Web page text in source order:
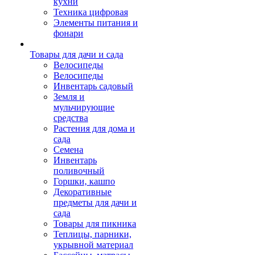
Техника цифровая
Элементы питания и
фонари
Товары для дачи и сада
Велосипеды
Велосипеды
Инвентарь садовый
Земля и
мульчирующие
средства
Растения для дома и
сада
Семена
Инвентарь
поливочный
Горшки, кашпо
Декоративные
предметы для дачи и
сада
Товары для пикника
Теплицы, парники,
укрывной материал